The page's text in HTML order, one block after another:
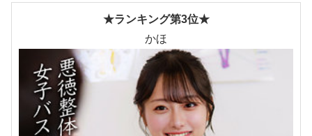
★ランキング第3位★
かほ